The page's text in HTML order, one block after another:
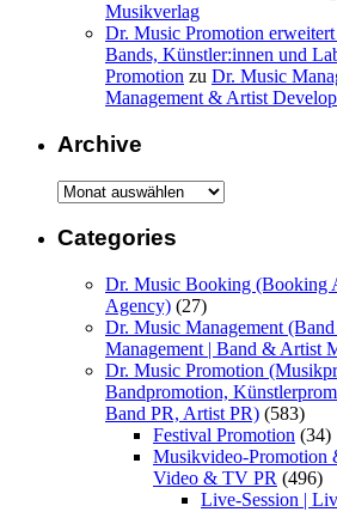
Musikverlag
Dr. Music Promotion erweitert
Bands, Künstler:innen und
Promotion zu Dr. Music
Management & Artist
Archive
Archive
Categories
Dr. Music Booking (Booking
Agency) (27)
Dr. Music Management
Management | Band & Artist
Dr. Music Promotion
Bandpromotion,
Band PR, Artist PR) (583)
Festival Promotion (34)
Musikvideo-Promotion
Video & TV PR (496)
Live-Session |